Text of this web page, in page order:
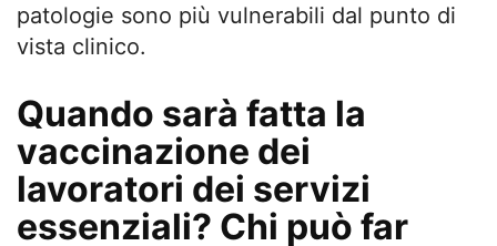
patologie sono più vulnerabili dal punto di
vista clinico.
Quando sarà fatta la
vaccinazione dei
lavoratori dei servizi
essenziali? Chi può far